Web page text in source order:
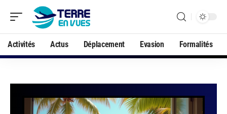
Activités Actus Déplacement Evasion Formalités